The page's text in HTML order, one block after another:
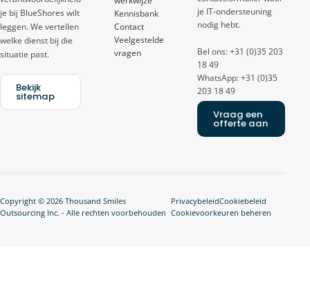
je bij BlueShores wilt
leggen. We vertellen
welke dienst bij die
situatie past.
Bekijk
sitemap
Kennisbank
Contact
Veelgestelde
vragen
je IT-ondersteuning
nodig hebt.
Bel ons: +31 (0)35 203
18 49
WhatsApp: +31 (0)35
203 18 49
Vraag een
offerte aan
Copyright © 2026 Thousand Smiles
Outsourcing Inc. - Alle rechten voorbehouden
PrivacybeleidCookiebeleid
Cookievoorkeuren beheren